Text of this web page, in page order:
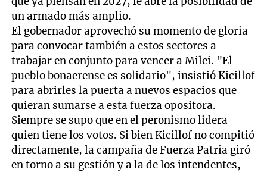
un armado más amplio.
El gobernador aprovechó su momento de gloria
para convocar también a estos sectores a
trabajar en conjunto para vencer a Milei. "El
pueblo bonaerense es solidario", insistió Kicillof
para abrirles la puerta a nuevos espacios que
quieran sumarse a esta fuerza opositora.
Siempre se supo que en el peronismo lidera
quien tiene los votos. Si bien Kicillof no compitió
directamente, la campaña de Fuerza Patria giró
en torno a su gestión y a la de los intendentes,